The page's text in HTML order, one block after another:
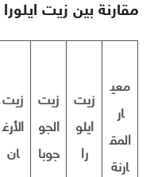
مقارنة بين زيت
معي
ار
المق
ارنة
زيت
ايلو
را
زيت
الجو
جوبا
زيت
الأرغ
ان